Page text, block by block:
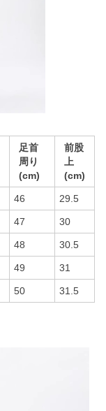
足首
周り
(cm)
前股
上
(cm)
46 29.5
47 30
48 30.5
49 31
50 31.5